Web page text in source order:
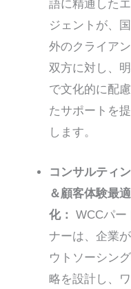
語に精通した
ジェントが、
外のクライアン
双方に対し、
で文化的に配
たサポートを
します。
コンサルティ
＆顧客体験最適
化：
WCCパー
ナーは、企業
ウトソーシン
略を設計し、